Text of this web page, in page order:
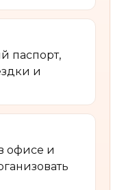
паспорт,
и
офисе и